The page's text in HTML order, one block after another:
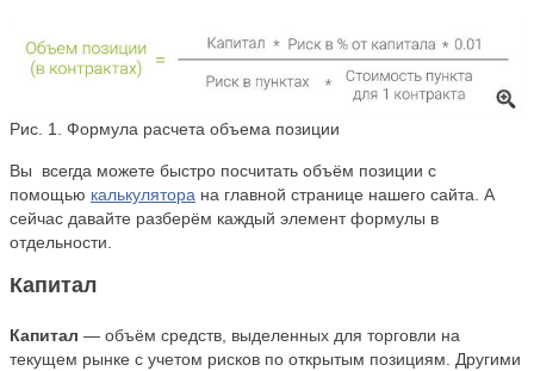
Рис. 1. Формула расчета объема позиции
Вы всегда можете быстро посчитать объём позиции с
помощью калькулятора на главной странице нашего сайта. А
сейчас давайте разберём каждый элемент формулы в
отдельности.
Капитал
Капитал — объём средств, выделенных для торговли на
текущем рынке с учетом рисков по открытым позициям. Другими